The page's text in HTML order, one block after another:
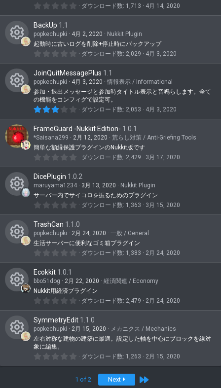
ン
0
つ
星
ダウンロード数 1,713 4月 14, 2020
ン
テ
ン
ア
イ
コ
ン
BackUp 1.1
popkechupki 4月 2, 2020
Nukkit Plugin
起動時に古いログを削除+停止時にバックアップ
0
0
つ
星
ダウンロード数 2,029 4月 3, 2020
ン
テ
ン
ア
イ
コ
ン
JoinQuitMessagePlus 1.1
popkechupki 4月 3, 2020
情報表示 / Informational
参加・退出メッセージと参加時タイトル表示と音鳴らします。全て
の機能をコンフィグで設定可。
3
0
つ
星
ダウンロード数 2,053 4月 3, 2020
FrameGuard -Nukkit Edition- 1.0.1
*Saisana299 2月 12, 2020
荒らし対策 / Anti-Griefing Tools
簡単な額縁保護プラグインのNukkit版です
0
0
つ
星
ダウンロード数 2,429 3月 17, 2020
ン
テ
ン
ツ
ア
イ
ン
DicePlugin 1.0.2
maruyama1234 3月 13, 2020
Nukkit Plugin
サーバー内でサイコロを振るためのプラグイン
0
0
つ
星
ダウンロード数 1,363 3月 15, 2020
ン
テ
ン
ツ
ア
イ
ン
TrashCan 1.1.0
popkechupki 2月 24, 2020
一般 / General
生活サーバーに便利なゴミ箱プラグイン
0
つ
星
ダウンロード数 1,383 2月 24, 2020
ン
テ
ン
Ecokkit 1.0.1
bbo51dog 2月 22, 2020
経済関連 / Economy
Nukkit用経済プラグイン
0
0
つ
星
ダウンロード数 2,479 2月 24, 2020
ン
SymmetryEdit 1.1.0
popkechupki 2月 15, 2020
メカニクス / Mechanics
左右対称な建物の建築に最適。設定した軸を中心にブロックを線対
象に編集。
0
0
つ
ダウンロード数 1,263 2月 15, 2020
1 of 2 Next Last